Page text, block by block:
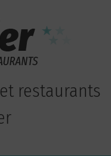
restaurants